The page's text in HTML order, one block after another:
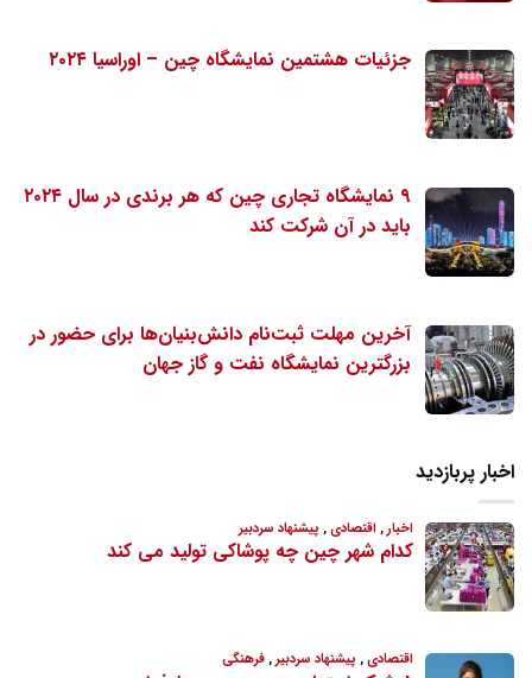
جزئیات هشتمین نمایشگاه چین – اوراسیا ۲۰۲۴
۹ نمایشگاه تجاری چین که هر برندی در سال ۲۰۲۴
باید در آن شرکت کند
آخرین مهلت ثبت‌نام دانش‌بنیان‌ها برای حضور در
بزرگترین نمایشگاه نفت و گاز جهان
اخبار پربازدید